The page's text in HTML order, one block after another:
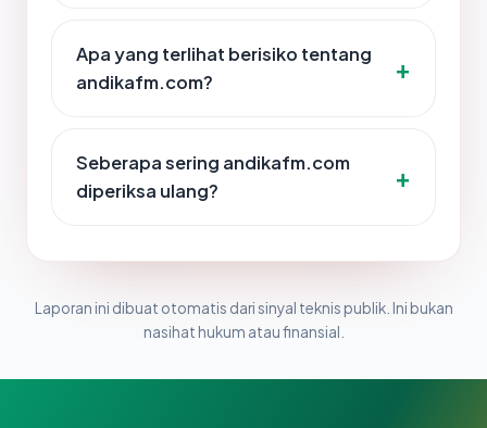
Apa yang terlihat berisiko tentang
andikafm.com?
Seberapa sering andikafm.com
diperiksa ulang?
Laporan ini dibuat otomatis dari sinyal teknis publik. Ini bukan
nasihat hukum atau finansial.